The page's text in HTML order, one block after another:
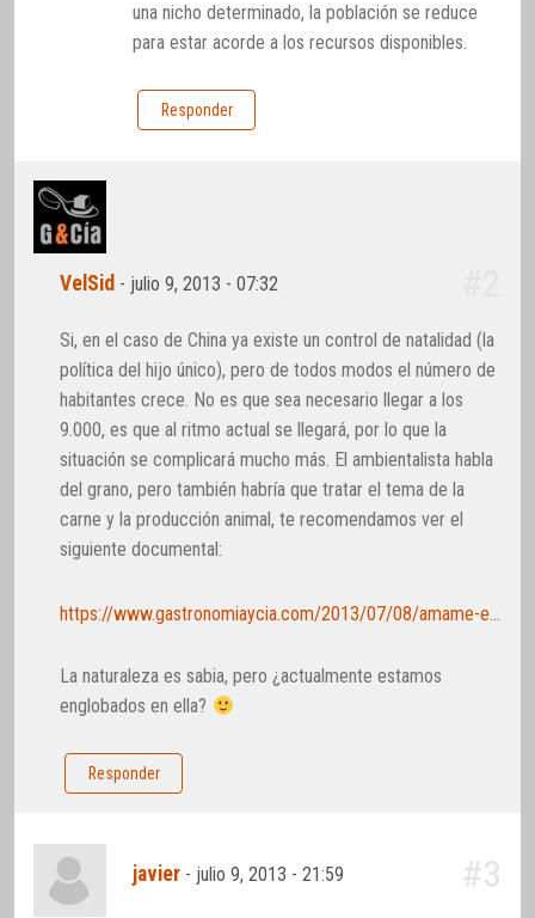
una nicho determinado, la población se reduce
para estar acorde a los recursos disponibles.
Responder
VelSid - julio 9, 2013 - 07:32
Si, en el caso de China ya existe un control de natalidad (la
política del hijo único), pero de todos modos el número de
habitantes crece. No es que sea necesario llegar a los
9.000, es que al ritmo actual se llegará, por lo que la
situación se complicará mucho más. El ambientalista habla
del grano, pero también habría que tratar el tema de la
carne y la producción animal, te recomendamos ver el
siguiente documental:
https://www.gastronomiaycia.com/2013/07/08/amame-encarnecidamente-documental/
La naturaleza es sabia, pero ¿actualmente estamos
englobados en ella?
Responder
javier - julio 9, 2013 - 21:59 #3